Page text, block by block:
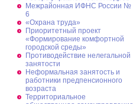
Межрайонная ИФНС России №
6
«Охрана труда»
Приоритетный проект
«Формирование комфортной
городской среды»
Противодействие нелегальной
занятости
Неформальная занятость и
работники предпенсионного
возраста
Территориальное